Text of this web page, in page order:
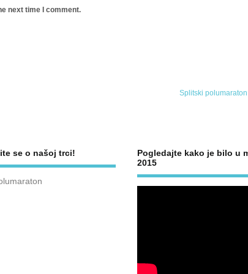
next time I comment.
Splitski polumaraton
se o našoj trci!
Pogledajte kako je bilo u
2015